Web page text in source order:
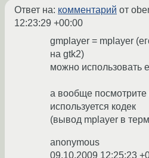
Ответ на: комментарий от
12:23:29 +00:00
gmplayer = mplayer
на gtk2)
можно использовать
а вообще посмотрите
используется кодек
(вывод mplayer в
anonymous
09.10.2009 12:25:23